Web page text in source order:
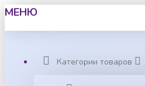
МЕНЮ
Категории товаров